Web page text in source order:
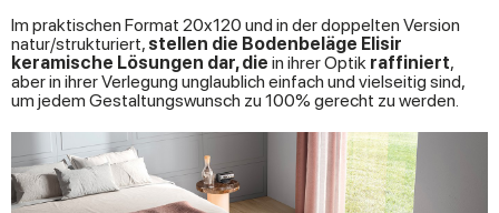
Im praktischen Format 20x120 und in der doppelten Version
natur/strukturiert, stellen die Bodenbeläge Elisir
keramische Lösungen dar, die in ihrer Optik raffiniert,
aber in ihrer Verlegung unglaublich einfach und vielseitig sind,
um jedem Gestaltungswunsch zu 100% gerecht zu werden.